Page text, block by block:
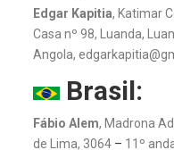
Edgar Kapitia, Katimar
Casa nº 98, Luanda,
Angola,
Brasil:
Fábio Alem, Madrona
de Lima, 3064 – 11º